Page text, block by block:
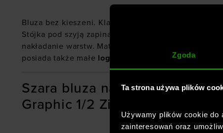
Zgoda
Ta strona używa plików
Używamy plików cookie do
zainteresowań oraz
Bluza bez kieszeni. Klasyczny nierozpinany model,
Stójka pod szyją zapinana na zamek. Zapięcie o
nakładanie warstw. Materiał sprawnie odprowadza
posiada także małe logo Under Armour z przodu
Szara bluza na trening bez
Graphic 1/2 Zip - szczegółowe